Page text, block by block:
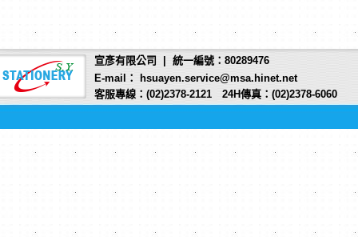
宣彥有限公司 | 統一編號：80289476
E-mail： hsuayen.service@msa.hinet.net
客服專線：(02)2378-2121 24H傳真：(02)2378-6060